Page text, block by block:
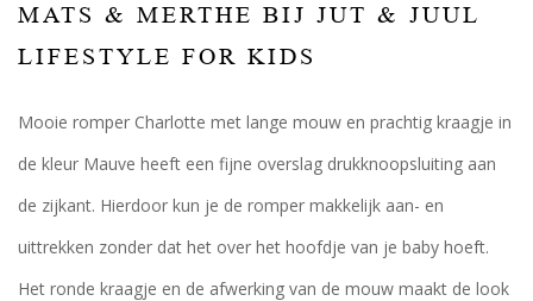
MATS & MERTHE BIJ JUT & JUUL
LIFESTYLE FOR KIDS
Mooie romper Charlotte met lange mouw en prachtig kraagje in
de kleur Mauve heeft een fijne overslag drukknoopsluiting aan
de zijkant. Hierdoor kun je de romper makkelijk aan- en
uittrekken zonder dat het over het hoofdje van je baby hoeft.
Het ronde kraagje en de afwerking van de mouw maakt de look